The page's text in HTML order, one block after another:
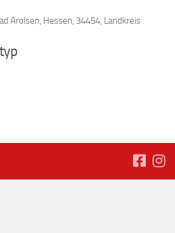
Arolsen, Hessen, 34454, Landkreis